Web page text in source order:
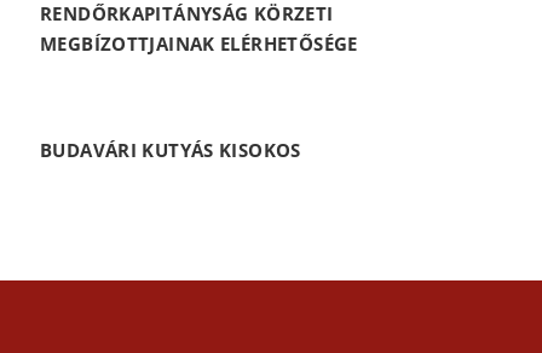
RENDŐRKAPITÁNYSÁG KÖRZETI
MEGBÍZOTTJAINAK ELÉRHETŐSÉGE
BUDAVÁRI KUTYÁS KISOKOS